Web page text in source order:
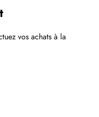
vos achats à la